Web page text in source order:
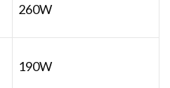
260W
190W